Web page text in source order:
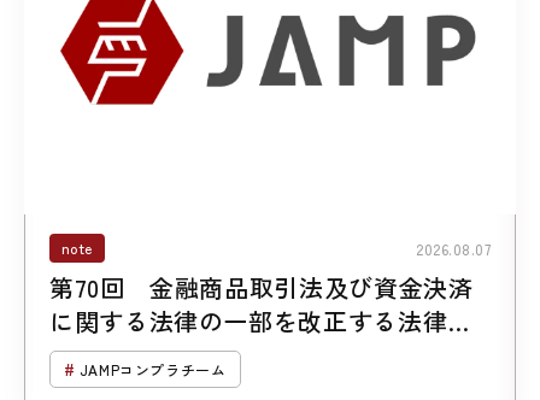
note 2026.08.07
第70回 金融商品取引法及び資金決済
に関する法律の一部を改正する法律案
について （第２回「暗号資産に係る規
制の見直し」）
JAMPコンプラチーム